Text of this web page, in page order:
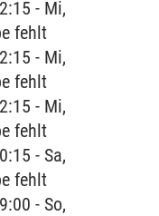
- Mi,
fehlt
- Mi,
fehlt
- Mi,
fehlt
- Sa,
fehlt
- So,